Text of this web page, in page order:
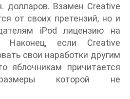
долларов. Взамен Creative
от своих претензий, но и
iPod лицензию на
Наконец, если Creative
свои наработки другим
яблочникам причитается
размеры которой не